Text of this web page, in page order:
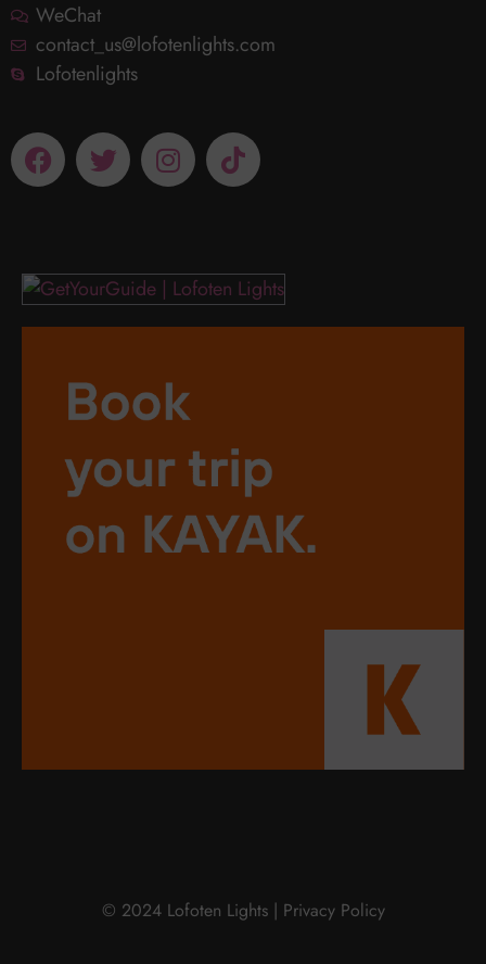
WeChat
contact_us@lofotenlights.com
Lofotenlights
© 2024 Lofoten Lights | Privacy Policy